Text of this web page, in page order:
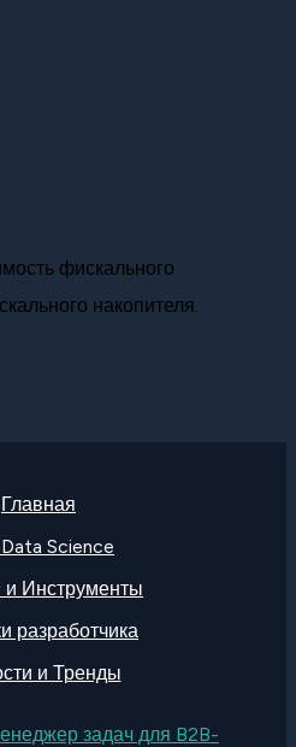
фискального
накопителя.
Главная
Science
и Инструменты
разработчика
и Тренды
задач для B2B-